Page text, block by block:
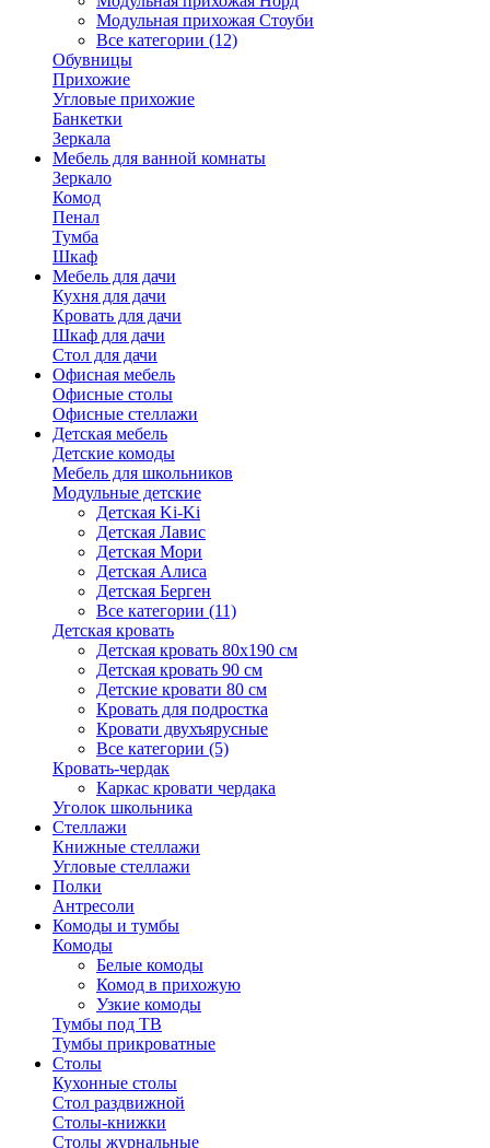
Модульная прихожая Стоуби
Все категории (12)
Обувницы
Прихожие
Угловые прихожие
Банкетки
Зеркала
Мебель для ванной комнаты
Зеркало
Комод
Пенал
Тумба
Шкаф
Мебель для дачи
Кухня для дачи
Кровать для дачи
Шкаф для дачи
Стол для дачи
Офисная мебель
Офисные столы
Офисные стеллажи
Детская мебель
Детские комоды
Мебель для школьников
Модульные детские
Детская Ki-Ki
Детская Лавис
Детская Мори
Детская Алиса
Детская Берген
Все категории (11)
Детская кровать
Детская кровать 80х190 см
Детская кровать 90 см
Детские кровати 80 см
Кровать для подростка
Кровати двухъярусные
Все категории (5)
Кровать-чердак
Каркас кровати чердака
Уголок школьника
Стеллажи
Книжные стеллажи
Угловые стеллажи
Полки
Антресоли
Комоды и тумбы
Комоды
Белые комоды
Комод в прихожую
Узкие комоды
Тумбы под ТВ
Тумбы прикроватные
Столы
Кухонные столы
Стол раздвижной
Столы-книжки
Столы журнальные